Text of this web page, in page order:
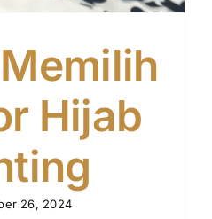
Hijab
26, 2024